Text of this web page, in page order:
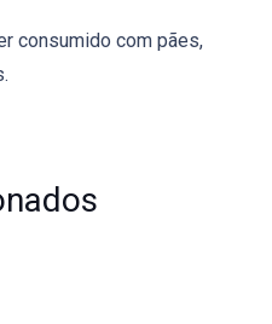
consumido com pães,